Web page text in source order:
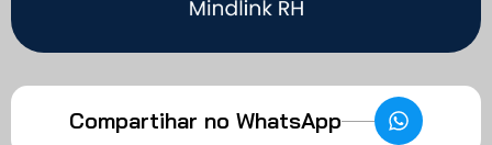
Compartihar no WhatsApp